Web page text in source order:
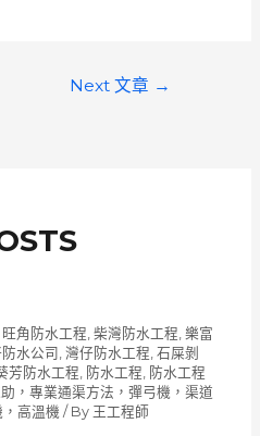
Next 文章 →
旺角防水工程, 柴灣防水工程, 樂富
水公司 , 灣仔防水工程, 石屎剝
芳防水工程, 防水工程, 防水工程
，專業通渠方法，彈弓機，渠道
高溫機 / By 王工程師